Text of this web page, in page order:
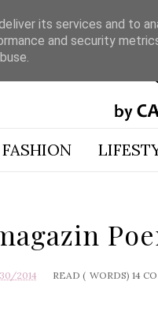
FASHION
2014 READ ( WORDS) 14
its services and to
and security